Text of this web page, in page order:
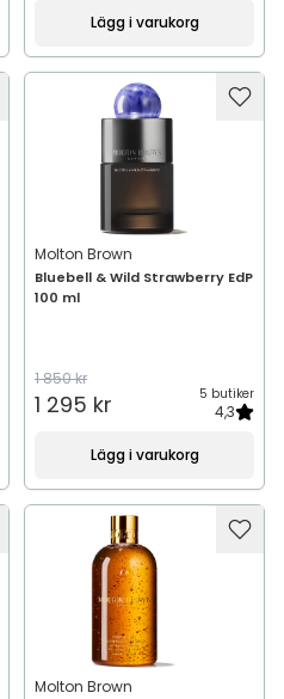
Lägg i varukorg
Molton Brown
Bluebell & Wild Strawberry EdP
100 ml
1 850 kr
1 295 kr 5 butiker
4,3
Lägg i varukorg
Molton Brown